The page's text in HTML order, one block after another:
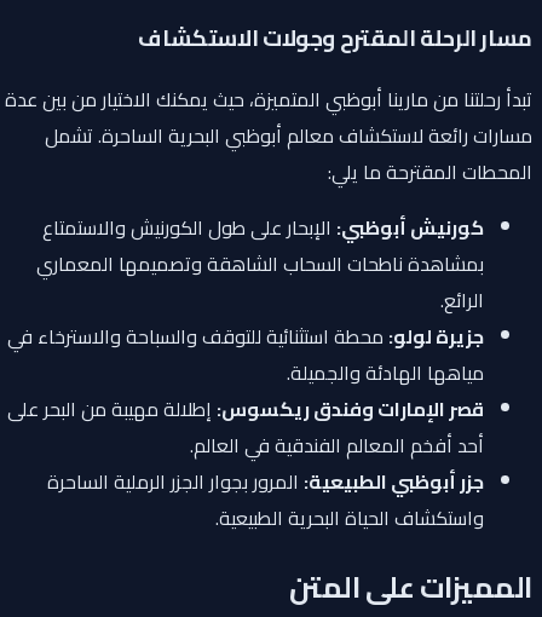
مسار الرحلة المقترح وجولات الاستكشاف
تبدأ رحلتنا من مارينا أبوظبي المتميزة، حيث يمكنك الاختيار من بين عدة
مسارات رائعة لاستكشاف معالم أبوظبي البحرية الساحرة. تشمل
المحطات المقترحة ما يلي:
كورنيش أبوظبي:الإبحار على طول الكورنيش والاستمتاع
بمشاهدة ناطحات السحاب الشاهقة وتصميمها المعماري
الرائع.
جزيرة لولو:محطة استثنائية للتوقف والسباحة والاسترخاء في
مياهها الهادئة والجميلة.
قصر الإمارات وفندق ريكسوس:إطلالة مهيبة من البحر على
أحد أفخم المعالم الفندقية في العالم.
جزر أبوظبي الطبيعية:المرور بجوار الجزر الرملية الساحرة
واستكشاف الحياة البحرية الطبيعية.
المميزات على المتن